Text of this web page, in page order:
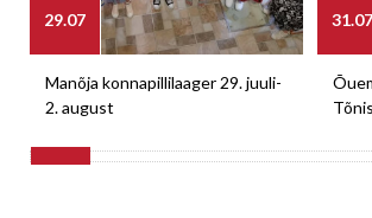
29.07
Manõja konnapillilaager 29. juuli-
2. august
31.07